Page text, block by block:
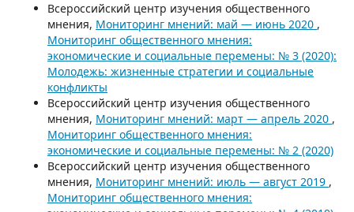
Всероссийский центр изучения общественного
мнения, Мониторинг мнений: май — июнь 2020 ,
Мониторинг общественного мнения:
экономические и социальные перемены: № 3 (2020):
Молодежь: жизненные стратегии и социальные
конфликты
Всероссийский центр изучения общественного
мнения, Мониторинг мнений: март — апрель 2020 ,
Мониторинг общественного мнения:
экономические и социальные перемены: № 2 (2020)
Всероссийский центр изучения общественного
мнения, Мониторинг мнений: июль — август 2019 ,
Мониторинг общественного мнения: